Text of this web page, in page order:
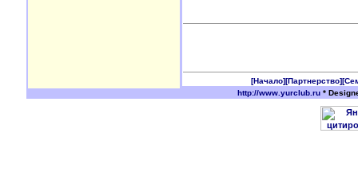
[Начало][Партнерство]
http://www.yurclub.ru*